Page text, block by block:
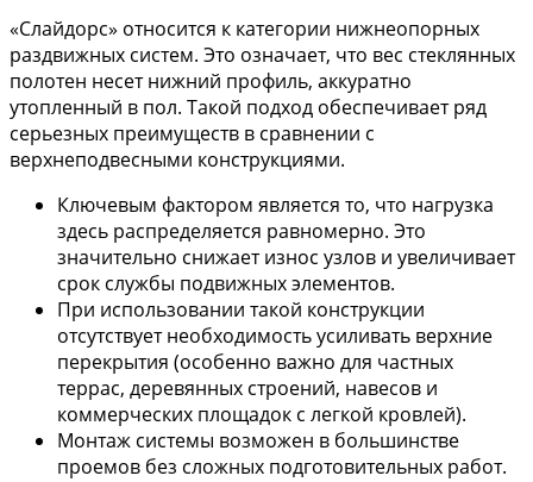
«Слайдорс» относится к категории нижнеопорных
раздвижных систем. Это означает, что вес стеклянных
полотен несет нижний профиль, аккуратно
утопленный в пол. Такой подход обеспечивает ряд
серьезных преимуществ в сравнении с
верхнеподвесными конструкциями.
Ключевым фактором является то, что нагрузка
здесь распределяется равномерно. Это
значительно снижает износ узлов и увеличивает
срок службы подвижных элементов.
При использовании такой конструкции
отсутствует необходимость усиливать верхние
перекрытия (особенно важно для частных
террас, деревянных строений, навесов и
коммерческих площадок с легкой кровлей).
Монтаж системы возможен в большинстве
проемов без сложных подготовительных работ.